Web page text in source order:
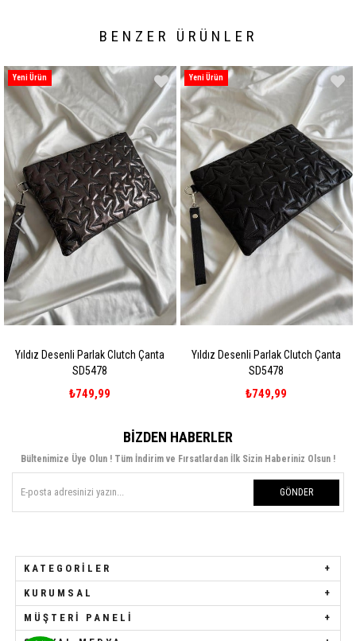
BENZER ÜRÜNLER
Parlak Clutch Çanta
Yıldız Desenli Parlak Clutch Çanta
Yeni Ürün
Yıldız
Yeni Ürün
BIZDEN HABERLER
Bültenimize Üye Olun ! Tüm İndirim ve Fırsatlardan İlk Sizin Haberiniz Olsun !
GÖNDER
KATEGORILER
KURUMSAL
MÜŞTERI PANELI